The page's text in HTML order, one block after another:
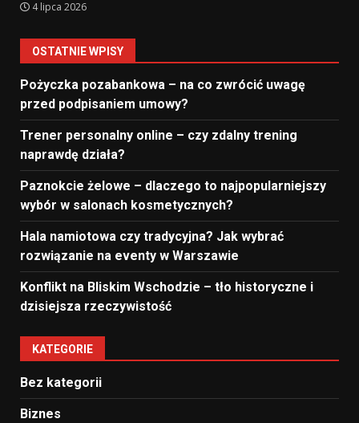
4 lipca 2026
OSTATNIE WPISY
Pożyczka pozabankowa – na co zwrócić uwagę
przed podpisaniem umowy?
Trener personalny online – czy zdalny trening
naprawdę działa?
Paznokcie żelowe – dlaczego to najpopularniejszy
wybór w salonach kosmetycznych?
Hala namiotowa czy tradycyjna? Jak wybrać
rozwiązanie na eventy w Warszawie
Konflikt na Bliskim Wschodzie – tło historyczne i
dzisiejsza rzeczywistość
KATEGORIE
Bez kategorii
Biznes